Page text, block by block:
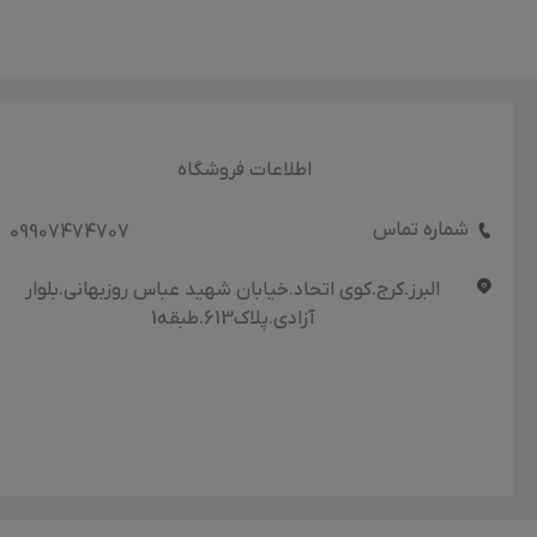
اطلاعات فروشگاه
شماره تماس 09907474707
البرز.کرج.کوی اتحاد.خیابان شهید عباس روزبهانی.بلوار
آزادی.پلاک613.طبقه1